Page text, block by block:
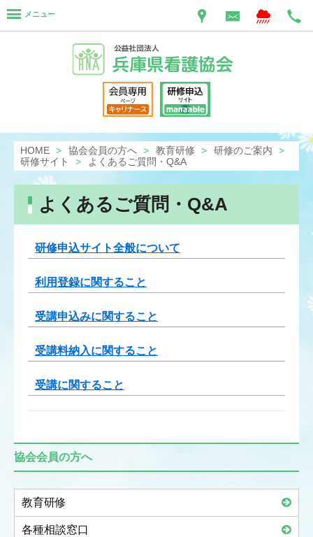
メニュー
HOME 協会会員の方へ 教育研修
研修のご案内
研修サイト
よくあるご質問・Q&A
よくあるご質問・Q&A
研修申込サイト全般について
利用登録に関すること
受講申込みに関すること
受講料納入に関すること
受講に関すること
協会会員の方へ
教育研修
各種相談窓口